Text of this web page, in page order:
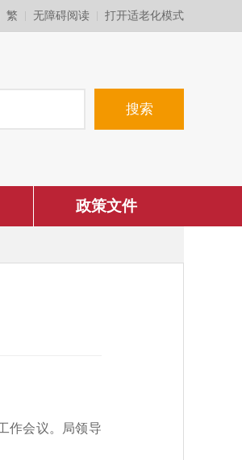
繁 无障碍阅读 打开适老化模式
政策文件
作会议。局领导